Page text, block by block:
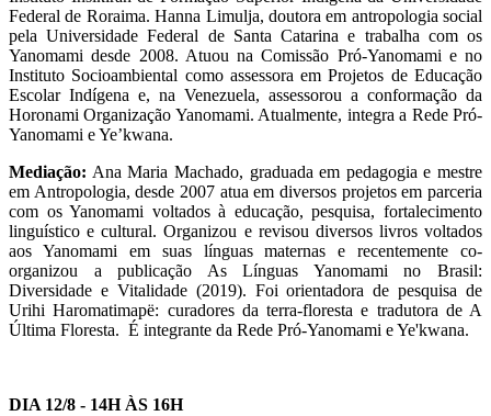
Federal de Roraima. Hanna Limulja, doutora em antropologia social
pela Universidade Federal de Santa Catarina e trabalha com os
Yanomami desde 2008. Atuou na Comissão Pró-Yanomami e no
Instituto Socioambiental como assessora em Projetos de Educação
Escolar Indígena e, na Venezuela, assessorou a conformação da
Horonami Organização Yanomami. Atualmente, integra a Rede Pró-
Yanomami e Ye’kwana.
Mediação: Ana Maria Machado, graduada em pedagogia e mestre
em Antropologia, desde 2007 atua em diversos projetos em parceria
com os Yanomami voltados à educação, pesquisa, fortalecimento
linguístico e cultural. Organizou e revisou diversos livros voltados
aos Yanomami em suas línguas maternas e recentemente co-
organizou a publicação As Línguas Yanomami no Brasil:
Diversidade e Vitalidade (2019). Foi orientadora de pesquisa de
Urihi Haromatimapë: curadores da terra-floresta e tradutora de A
Última Floresta. É integrante da Rede Pró-Yanomami e Ye'kwana.
DIA 12/8 - 14H ÀS 16H